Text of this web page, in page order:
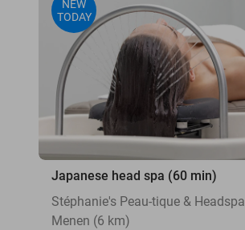
NEW
TODAY
Japanese head spa (60 min)
Stéphanie's Peau-tique & Headspa
Menen (6 km)